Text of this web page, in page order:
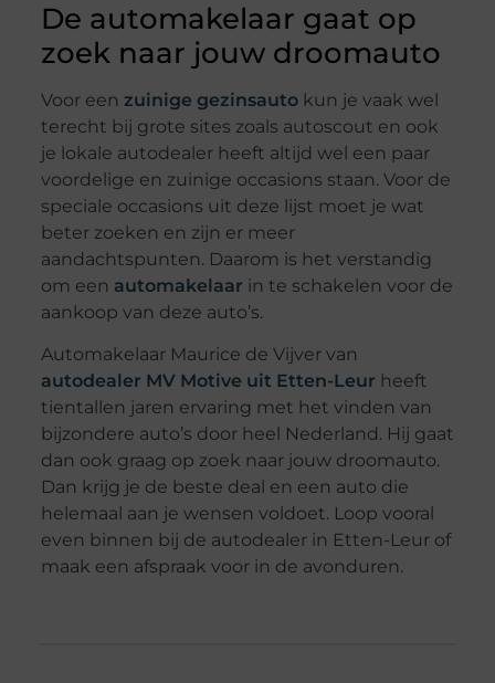
De automakelaar gaat op
zoek naar jouw droomauto
Voor een zuinige gezinsautokun je vaak wel
terecht bij grote sites zoals autoscout en ook
je lokale autodealer heeft altijd wel een paar
voordelige en zuinige occasions staan. Voor de
speciale occasions uit deze lijst moet je wat
beter zoeken en zijn er meer
aandachtspunten. Daarom is het verstandig
om een automakelaar in te schakelen voor de
aankoop van deze auto’s.
Automakelaar Maurice de Vijver van
autodealer MV Motive uit Etten-Leur heeft
tientallen jaren ervaring met het vinden van
bijzondere auto’s door heel Nederland. Hij gaat
dan ook graag op zoek naar jouw droomauto.
Dan krijg je de beste deal en een auto die
helemaal aan je wensen voldoet. Loop vooral
even binnen bij de autodealer in Etten-Leur of
maak een afspraak voor in de avonduren.